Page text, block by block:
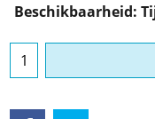
Beschikbaarheid: